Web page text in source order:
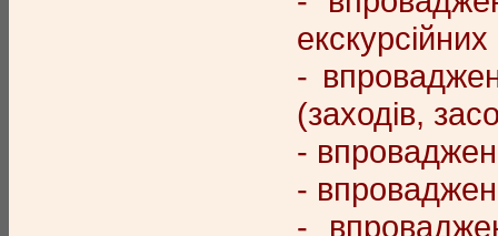
-
(заходів,
-
-
-